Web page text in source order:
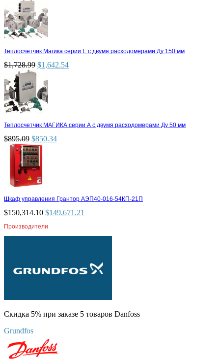
Теплосчетчик Магика серии Е с двумя расходомерами Ду 150 мм
$1,728.99 $1,642.54
Теплосчетчик МАГИКА серии А с двумя расходомерами Ду 50 мм
$895.09 $850.34
Шкаф управления Грантор АЭП40-016-54КП-21П
$150,314.10 $149,671.21
Производители
Скидка 5% при заказе 5 товаров Danfoss
Grundfos